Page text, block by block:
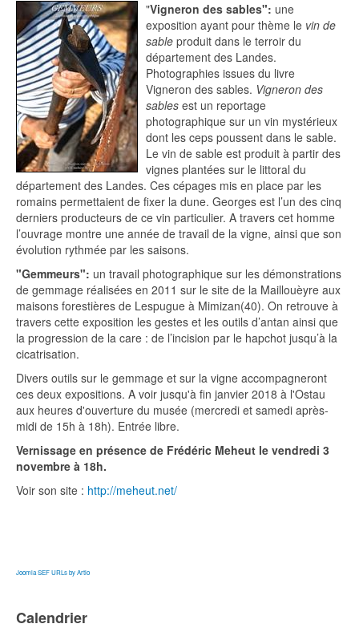
"Vigneron des sables": une
exposition ayant pour thème le vin de
sable produit dans le terroir du
département des Landes.
Photographies issues du livre
Vigneron des sables. Vigneron des
sables est un reportage
photographique sur un vin mystérieux
dont les ceps poussent dans le sable.
Le vin de sable est produit à partir des
vignes plantées sur le littoral du
département des Landes. Ces cépages mis en place par les
romains permettaient de fixer la dune. Georges est l’un des cinq
derniers producteurs de ce vin particulier. A travers cet homme
l’ouvrage montre une année de travail de la vigne, ainsi que son
évolution rythmée par les saisons.
"Gemmeurs": un travail photographique sur les démonstrations
de gemmage réalisées en 2011 sur le site de la Maillouèyre aux
maisons forestières de Lespugue à Mimizan(40). On retrouve à
travers cette exposition les gestes et les outils d’antan ainsi que
la progression de la care : de l’incision par le hapchot jusqu’à la
cicatrisation.
Divers outils sur le gemmage et sur la vigne accompagneront
ces deux expositions. A voir jusqu'à fin janvier 2018 à l'Ostau
aux heures d'ouverture du musée (mercredi et samedi après-
midi de 15h à 18h). Entrée libre.
Vernissage en présence de Frédéric Meheut le vendredi 3
novembre à 18h.
Voir son site : http://meheut.net/
Joomla SEF URLs by Artio
Calendrier